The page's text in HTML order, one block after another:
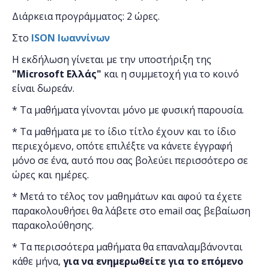
Διάρκεια προγράμματος: 2 ώρες.
Στο ISON Ιωαννίνων
Η εκδήλωση γίνεται με την υποστήριξη της
"Microsoft Ελλάς" και η συμμετοχή για το κοινό
είναι δωρεάν.
* Τα μαθήματα γίνονται μόνο με φυσική παρουσία.
* Τα μαθήματα με το ίδιο τίτλο έχουν και το ίδιο
περιεχόμενο, οπότε επιλέξτε να κάνετε έγγραφή
μόνο σε ένα, αυτό που σας βολεύει περισσότερο σε
ώρες και ημέρες.
* Μετά το τέλος τον μαθημάτων και αφού τα έχετε
παρακολουθήσει θα λάβετε στο email σας βεβαίωση
παρακολούθησης.
* Τα περισσότερα μαθήματα θα επαναλαμβάνονται
κάθε μήνα, για να ενημερωθείτε για το επόμενο